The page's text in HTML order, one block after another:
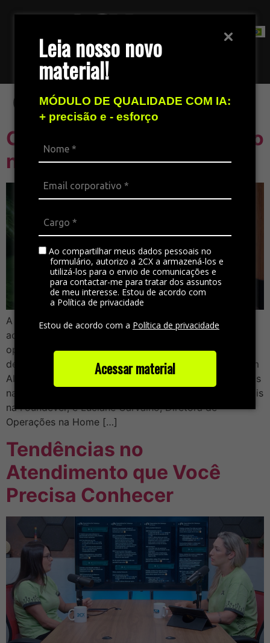
Leia nosso novo
material!
MÓDULO DE QUALIDADE COM IA:
+ precisão e - esforço
Ao compartilhar meus dados pessoais no
formulário, autorizo a 2CX a armazená-los e
utilizá-los para o envio de comunicações e
para contactar-me para tratar dos assuntos
de meu interesse. Estou de acordo com
a Política de privacidade
Estou de acordo com a Política de privacidade
Acessar material
Fale com nossa equipe de vendas
Categoria:Mercado
Contact Center de Sucesso
no Home Office
A migração dos contact centers para o home office,
acelerada pela pandemia, trouxe desafios e
oportunidades. No Videocast 2CX, Bruno Froes, Head
de Relacionamento da 2CX, mediou uma conversa com
Alessandra Cristina, Especialista em Gestão de Pessoas
na 2CX, Stela Chagas, Especialista em Soluções Digitais
na Foundever, e Luciane Carvalho, Diretora de
Operações na Home […]
Tendências no
Atendimento que Você
Precisa Conhecer